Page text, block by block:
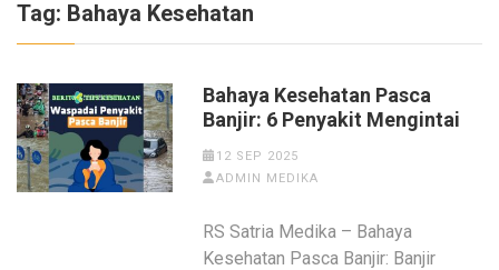
Tag: Bahaya Kesehatan
Bahaya Kesehatan Pasca
Banjir: 6 Penyakit Mengintai
12 SEP 2025
ADMIN MEDIKA
RS Satria Medika – Bahaya
Kesehatan Pasca Banjir: Banjir